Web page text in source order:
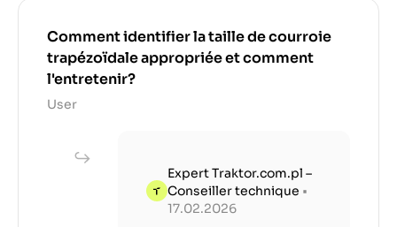
Comment identifier la taille de courroie
trapézoïdale appropriée et comment
l'entretenir?
User
Expert Traktor.com.pl –
Conseiller technique •
17.02.2026